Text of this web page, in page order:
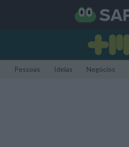
Pessoas Ideias Negócios